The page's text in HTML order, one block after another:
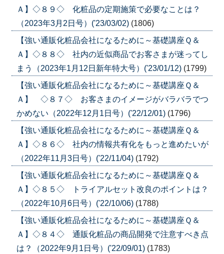
Ａ】◇８９◇ 化粧品の定期施策で必要なことは？
（2023年3月2日号）('23/03/02) (1806)
【強い通販化粧品会社になるために～基礎講座Ｑ＆
Ａ】◇８８◇ 社内の近似商品でお客さまが迷ってし
まう（2023年1月12日新年特大号）('23/01/12) (1799)
【強い通販化粧品会社になるために～基礎講座Ｑ＆
Ａ】 ◇８７◇ お客さまのイメージがバラバラでつ
かめない（2022年12月1日号）('22/12/01) (1796)
【強い通販化粧品会社になるために～基礎講座Ｑ＆
Ａ】◇８６◇ 社内の情報共有化をもっと進めたいが
（2022年11月3日号）('22/11/04) (1792)
【強い通販化粧品会社になるために～基礎講座Ｑ＆
Ａ】◇８５◇ トライアルセット改良のポイントは？
（2022年10月6日号）('22/10/06) (1788)
【強い通販化粧品会社になるために～基礎講座Ｑ＆
Ａ】◇８４◇ 通販化粧品の商品開発で注意すべき点
は？（2022年9月1日号）('22/09/01) (1783)